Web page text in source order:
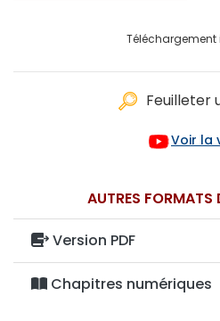
Feuilleter
Voir la
AUTRES FORMATS
Version PDF
Chapitres numériques